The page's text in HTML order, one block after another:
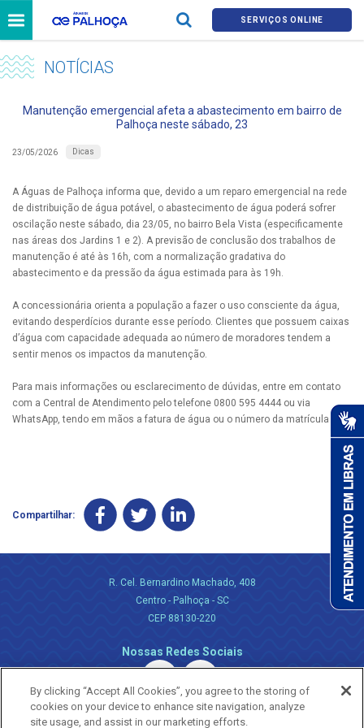
SERVIÇOS ONLINE
NOTÍCIAS
Manutenção emergencial afeta a abastecimento em bairro de
Palhoça neste sábado, 23
23/05/2026 Dicas
A Águas de Palhoça informa que, devido a um reparo emergencial na rede
de distribuição de água potável, o abastecimento de água poderá sofrer
oscilação neste sábado, dia 23/05, no bairro Bela Vista (especificamente
nas áreas dos Jardins 1 e 2). A previsão de conclusão dos trabalhos de
manutenção é até às 16h, com a normalização gradativa do
abastecimento e da pressão da água estimada para às 19h.
A concessionária orienta a população a fazer o uso consciente da água,
evitando desperdícios durante esse período. Clientes que possuem caixas
d’água com capacidade adequada ao número de moradores tendem a
sentir menos os impactos da manutenção.
Para mais informações ou esclarecimento de dúvidas, entre em contato
com a Central de Atendimento pelo telefone 0800 595 4444 ou via
WhatsApp, tendo em mãos a fatura de água ou o número da matrícula.
Compartilhar:
R. Cel. Bernardino Machado, 408
Centro - Palhoça - SC
CEP 88130-220
Nossas Redes Sociais
By clicking “Accept All Cookies”, you agree to the storing of
cookies on your device to enhance site navigation, analyze
site usage, and assist in our marketing efforts.